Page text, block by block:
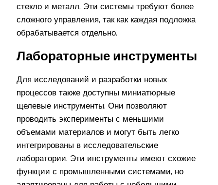
стекло и металл. Эти системы требуют более
сложного управления, так как каждая подложка
обрабатывается отдельно.
Лабораторные инструменты
Для исследований и разработки новых
процессов также доступны миниатюрные
щелевые инструменты. Они позволяют
проводить эксперименты с меньшими
объемами материалов и могут быть легко
интегрированы в исследовательские
лаборатории. Эти инструменты имеют схожие
функции с промышленными системами, но